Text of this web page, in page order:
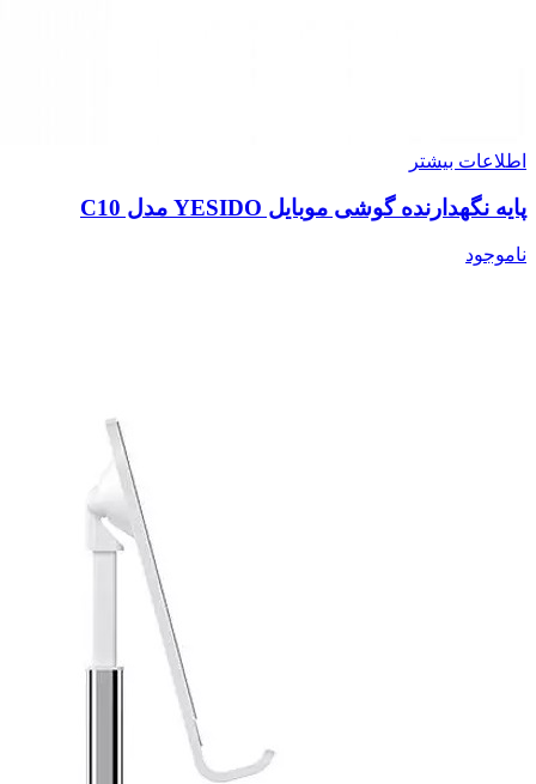
اطلاعات بیشتر
پایه نگهدارنده گوشی موبایل YESIDO مدل C10
ناموجود